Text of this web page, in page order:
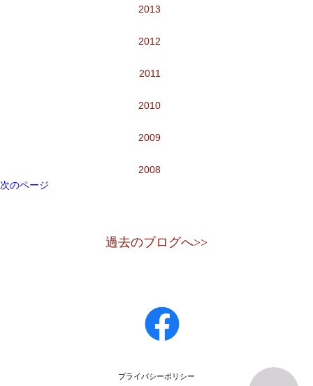
2013
2012
2011
2010
2009
2008
次のページ
過去のブログへ>>
プライバシーポリシー